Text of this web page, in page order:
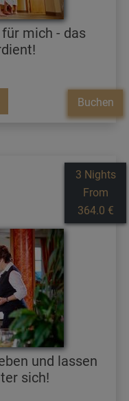
mich - das
Buchen
3 Nights
From
364.0 €
und lassen
sich!